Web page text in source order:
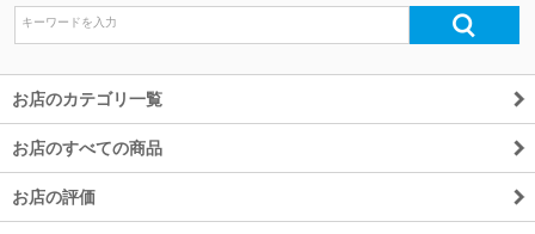
お店のカテゴリ一覧
お店のすべての商品
お店の評価